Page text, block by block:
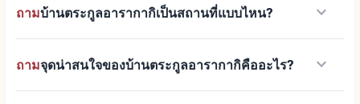
ถามบ้านตระกูลอารากากิเป็นสถานที่แบบไหน? keyboard_arrow_down
ถามจุดน่าสนใจของบ้านตระกูลอารากากิคืออะไร? keyboard_arrow_down